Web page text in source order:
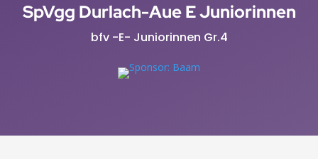
SpVgg Durlach-Aue E Juniorinnen
bfv -E- Juniorinnen Gr.4